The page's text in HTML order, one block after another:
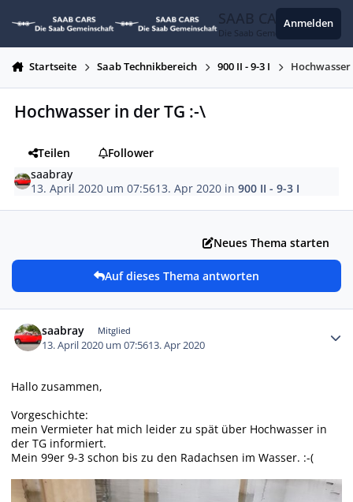
SAAB CARS
Die Saab Gemeinschaft
Anmelden
Startseite Saab Technikbereich 900 II - 9-3 I
Hochwasser in der TG :-\
Teilen
Follower
saabray
13. April 2020 um 07:5613. Apr 2020 in900 II - 9-3 I
Neues Thema starten
Auf dieses Thema antworten
saabray Mitglied
13. April 2020 um 07:5613. Apr 2020
Hallo zusammen,
Vorgeschichte:
mein Vermieter hat mich leider zu spät über Hochwasser in
der TG informiert.
Mein 99er 9-3 schon bis zu den Radachsen im Wasser. :-(